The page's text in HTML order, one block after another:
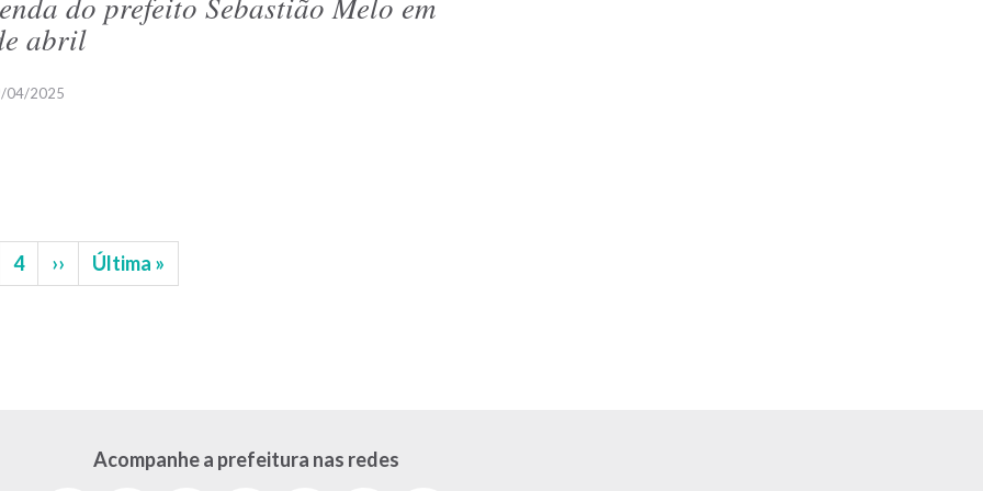
abril
04/2025
Página
4
Próxima
página
››
Última
página
Última »
Acompanhe a prefeitura nas redes